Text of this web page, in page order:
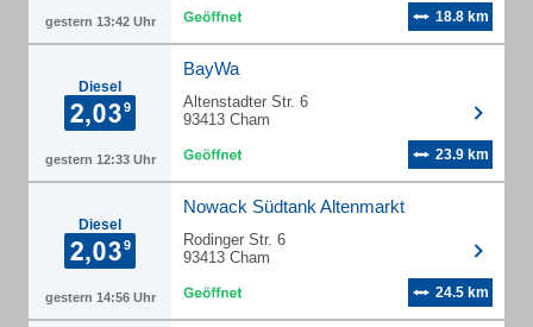
gestern 13:42 Uhr 18.8 km
Diesel
gestern 12:33 Uhr
BayWa
Altenstadter Str. 6
93413 Cham
23.9 km
Diesel
gestern 14:56 Uhr
Nowack Südtank Altenmarkt
Rodinger Str. 6
93413 Cham
24.5 km